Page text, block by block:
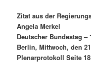
Zitat aus der
Angela Merkel
Deutscher Bundestag
Berlin, Mittwoch, den
Plenarprotokoll Seite